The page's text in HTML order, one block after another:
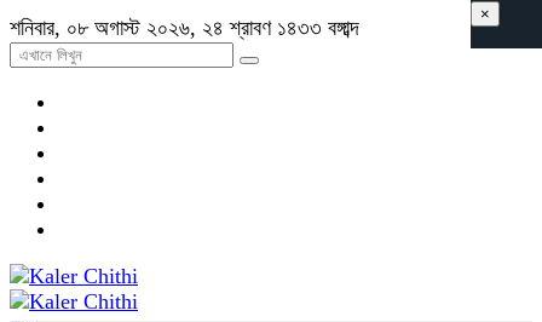
শনিবার, ০৮ অগাস্ট ২০২৬, ২৪ শ্রাবণ ১৪৩৩ বঙ্গাব্দ
×